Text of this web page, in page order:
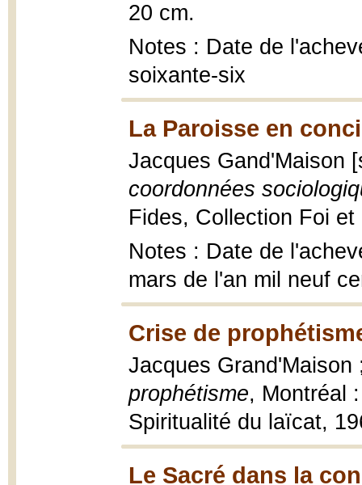
20 cm.
Notes : Date de
soixante-six
La Paroisse en
Jacques Gand'Maison
coordonnées
Fides, Collection Foi
Notes : Date de
mars de l'an mil neuf
Crise de
Jacques
prophétisme, Montréal
Spiritualité du laïcat,
Le Sacré dans la